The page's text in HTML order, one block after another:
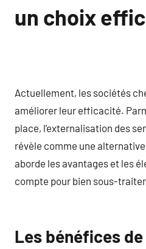
un choix
Actuellement, les sociétés
améliorer leur efficacité.
place, l’externalisation des
révèle comme une
aborde les avantages et les
compte pour bien sous-
Les bénéfices de